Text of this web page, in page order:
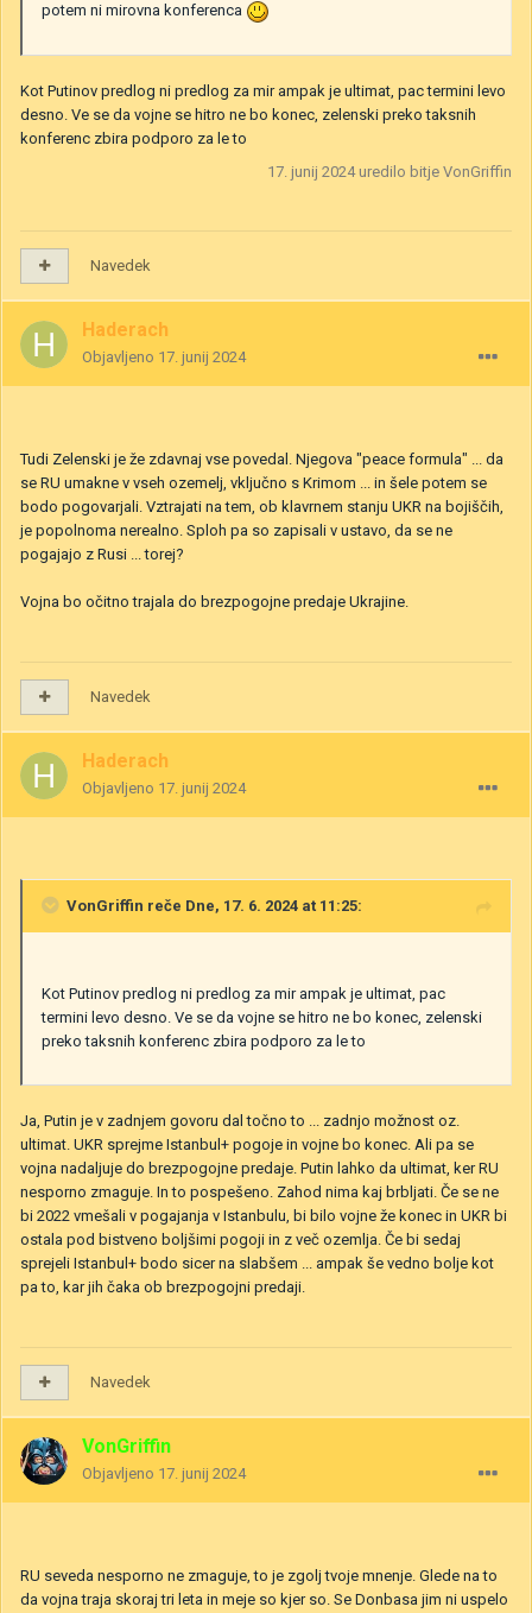
potem ni mirovna konferenca
Kot Putinov predlog ni predlog za mir ampak je ultimat, pac termini levo
desno. Ve se da vojne se hitro ne bo konec, zelenski preko taksnih
konferenc zbira podporo za le to
17. junij 2024uredilo bitje VonGriffin
Navedek
Haderach
Objavljeno 17. junij 2024
Tudi Zelenski je že zdavnaj vse povedal. Njegova "peace formula" ... da
se RU umakne v vseh ozemelj, vključno s Krimom ... in šele potem se
bodo pogovarjali. Vztrajati na tem, ob klavrnem stanju UKR na bojiščih,
je popolnoma nerealno. Sploh pa so zapisali v ustavo, da se ne
pogajajo z Rusi ... torej?
Vojna bo očitno trajala do brezpogojne predaje Ukrajine.
Navedek
Haderach
Objavljeno 17. junij 2024
VonGriffin reče Dne, 17. 6. 2024 at 11:25:
Kot Putinov predlog ni predlog za mir ampak je ultimat, pac
termini levo desno. Ve se da vojne se hitro ne bo konec, zelenski
preko taksnih konferenc zbira podporo za le to
Ja, Putin je v zadnjem govoru dal točno to ... zadnjo možnost oz.
ultimat. UKR sprejme Istanbul+ pogoje in vojne bo konec. Ali pa se
vojna nadaljuje do brezpogojne predaje. Putin lahko da ultimat, ker RU
nesporno zmaguje. In to pospešeno. Zahod nima kaj brbljati. Če se ne
bi 2022 vmešali v pogajanja v Istanbulu, bi bilo vojne že konec in UKR bi
ostala pod bistveno boljšimi pogoji in z več ozemlja. Če bi sedaj
sprejeli Istanbul+ bodo sicer na slabšem ... ampak še vedno bolje kot
pa to, kar jih čaka ob brezpogojni predaji.
Navedek
VonGriffin
Objavljeno 17. junij 2024
RU seveda nesporno ne zmaguje, to je zgolj tvoje mnenje. Glede na to
da vojna traja skoraj tri leta in meje so kjer so. Se Donbasa jim ni uspelo